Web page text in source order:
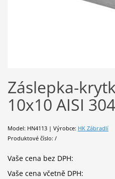
Záslepka-
10x10 AISI 304
Model: HN4113 | Výrobce: HK Zábradlí
Produktové číslo: /
Vaše cena bez DPH:
Vaše cena včetně DPH: